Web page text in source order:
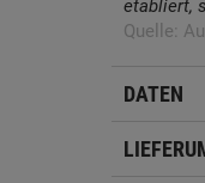
etabliert,
Quelle:
DATEN